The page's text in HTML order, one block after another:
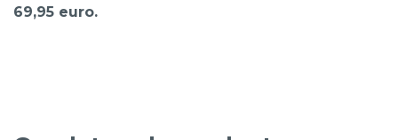
69,95 euro.